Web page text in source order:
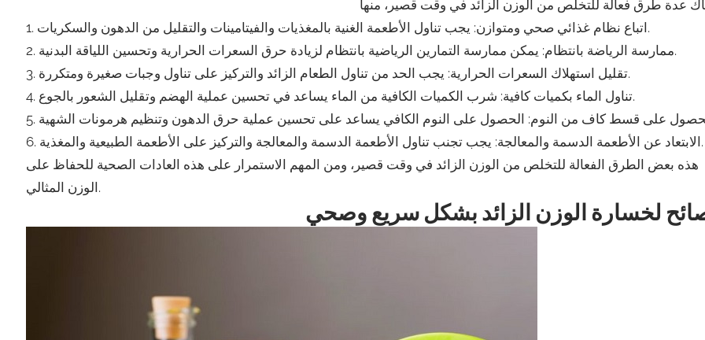
1. اتباع نظام غذائي صحي ومتوازن: يجب تناول الأطعمة الغنية بالمغذيات والفيتامينات والتقليل من الدهون والسكريات.
2. ممارسة الرياضة بانتظام: يمكن ممارسة التمارين الرياضية بانتظام لزيادة حرق السعرات الحرارية وتحسين اللياقة البدنية.
3. تقليل استهلاك السعرات الحرارية: يجب الحد من تناول الطعام الزائد والتركيز على تناول وجبات صغيرة ومتكررة.
4. تناول الماء بكميات كافية: شرب الكميات الكافية من الماء يساعد في تحسين عملية الهضم وتقليل الشعور بالجوع.
6. الابتعاد عن الأطعمة الدسمة والمعالجة: يجب تجنب تناول الأطعمة الدسمة والمعالجة والتركيز على الأطعمة الطبيعية والمغذية.
هذه بعض الطرق الفعالة للتخلص من الوزن الزائد في وقت قصير، ومن المهم الاستمرار على هذه العادات الصحية للحفاظ على
الوزن المثالي.
لخسارة الوزن الزائد بشكل سريع وصحي